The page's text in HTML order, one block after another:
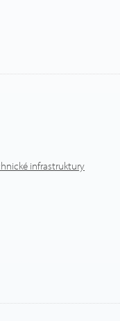
infrastruktury